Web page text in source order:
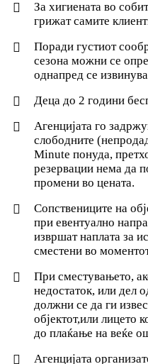
За хигиената во
грижат самите
Поради густиот
сезона можни се
однапред се
Деца до 2 години
Агенцијата го
слободните
Minute понуда,
резервации нема да
промени во цената.
Сопствениците на
при евентуално
извршат наплата за
сместени во
При сместувањето,
недостаток, или дел
должни се да ги
објектот,или лицето
до плаќање на веќе
Агенцијата